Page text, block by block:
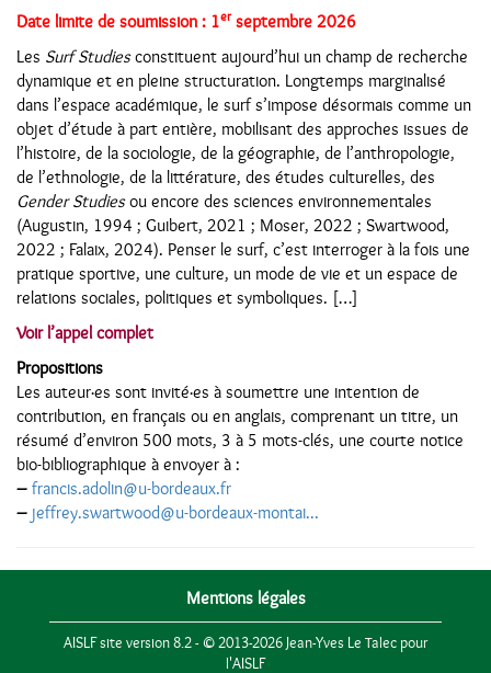
Date limite de soumission : 1er septembre 2026
Les Surf Studiesconstituent aujourd’hui un champ de recherche
dynamique et en pleine structuration. Longtemps marginalisé
dans l’espace académique, le surf s’impose désormais comme un
objet d’étude à part entière, mobilisant des approches issues de
l’histoire, de la sociologie, de la géographie, de l’anthropologie,
de l’ethnologie, de la littérature, des études culturelles, des
Gender Studiesou encore des sciences environnementales
(Augustin, 1994 ; Guibert, 2021 ; Moser, 2022 ; Swartwood,
2022 ; Falaix, 2024). Penser le surf, c’est interroger à la fois une
pratique sportive, une culture, un mode de vie et un espace de
relations sociales, politiques et symboliques. […]
Voir l’appel complet
Propositions
Les auteur·es sont invité·es à soumettre une intention de
contribution, en français ou en anglais, comprenant un titre, un
résumé d’environ 500 mots, 3 à 5 mots-clés, une courte notice
bio-bibliographique à envoyer à :
– francis.adolin@u-bordeaux.fr
– jeffrey.swartwood@u-bordeaux-montai...
Mentions légales
AISLF site version 8.2 - © 2013-2026 Jean-Yves Le Talec pour
l'AISLF